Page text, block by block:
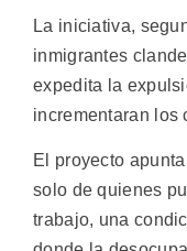
La iniciativa,
inmigrantes
expedita la
incrementaran los
El proyecto
solo de quienes
trabajo, una